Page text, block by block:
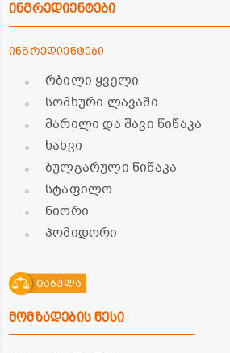
ინგრედიენტები
ინგრედიენტები
რბილი ყველი
სომხური ლავაში
მარილი და შავი წიწაკა
ხახვი
ბულგარული წიწაკა
სტაფილო
ნიორი
პომიდორი
ტაბულა
მომზადების წესი